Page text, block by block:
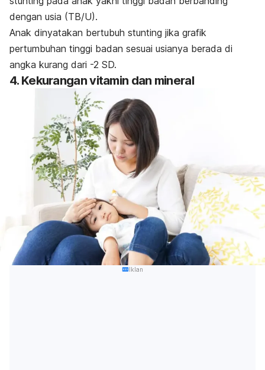
dengan usia (TB/U).
Anak dinyatakan bertubuh stunting jika grafik
pertumbuhan tinggi badan sesuai usianya berada di
angka kurang dari -2 SD.
4. Kekurangan vitamin dan mineral
Iklan